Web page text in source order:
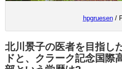
hpgruesen/
北川景子の医者を目指し
ドと、クラーク記念国際